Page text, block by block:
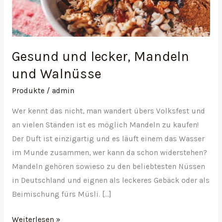
Gesund und lecker, Mandeln
und Walnüsse
Produkte/ admin
Wer kennt das nicht, man wandert übers Volksfest und
an vielen Ständen ist es möglich Mandeln zu kaufen!
Der Duft ist einzigartig und es läuft einem das Wasser
im Munde zusammen, wer kann da schon widerstehen?
Mandeln gehören sowieso zu den beliebtesten Nüssen
in Deutschland und eignen als leckeres Gebäck oder als
Beimischung fürs Müsli. […]
und
Walnüsse
Weiterlesen »